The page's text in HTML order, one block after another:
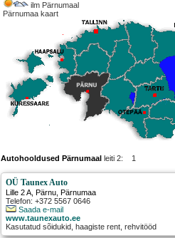
ilm Pärnumaal
Pärnumaa kaart
Autohooldused Pärnumaal leiti 2: 1
OÜ Taunex Auto
Lille 2 A Pärnu , Pärnumaa
Telefon: +372 5567 0646
Saada e-mail
www.taunexauto.ee
Kasutatud sõidukid, haagiste rent, rehvitööd